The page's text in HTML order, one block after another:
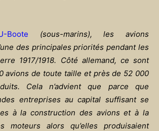
Boote (sous-marins), les avions
des principales priorités pendant les
1917/1918. Côté allemand, ce sont
avions de toute taille et près de 52 000
Cela n’advient que parce que
entreprises au capital suffisant se
à la construction des avions et à la
moteurs alors qu’elles produisaient